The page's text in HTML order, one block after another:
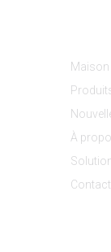
Maison
À